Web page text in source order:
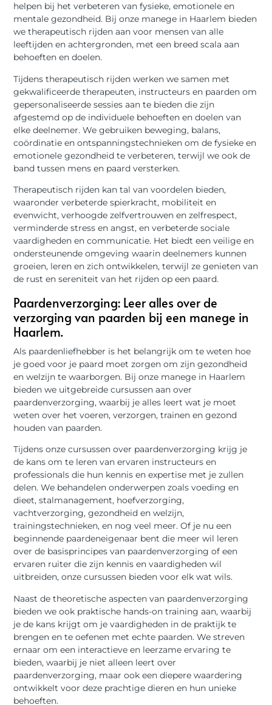
helpen bij het verbeteren van fysieke, emotionele en
mentale gezondheid. Bij onze manege in Haarlem bieden
we therapeutisch rijden aan voor mensen van alle
leeftijden en achtergronden, met een breed scala aan
behoeften en doelen.
Tijdens therapeutisch rijden werken we samen met
gekwalificeerde therapeuten, instructeurs en paarden om
gepersonaliseerde sessies aan te bieden die zijn
afgestemd op de individuele behoeften en doelen van
elke deelnemer. We gebruiken beweging, balans,
coördinatie en ontspanningstechnieken om de fysieke en
emotionele gezondheid te verbeteren, terwijl we ook de
band tussen mens en paard versterken.
Therapeutisch rijden kan tal van voordelen bieden,
waaronder verbeterde spierkracht, mobiliteit en
evenwicht, verhoogde zelfvertrouwen en zelfrespect,
verminderde stress en angst, en verbeterde sociale
vaardigheden en communicatie. Het biedt een veilige en
ondersteunende omgeving waarin deelnemers kunnen
groeien, leren en zich ontwikkelen, terwijl ze genieten van
de rust en sereniteit van het rijden op een paard.
Paardenverzorging: Leer alles over de
verzorging van paarden bij een manege in
Haarlem.
Als paardenliefhebber is het belangrijk om te weten hoe
je goed voor je paard moet zorgen om zijn gezondheid
en welzijn te waarborgen. Bij onze manege in Haarlem
bieden we uitgebreide cursussen aan over
paardenverzorging, waarbij je alles leert wat je moet
weten over het voeren, verzorgen, trainen en gezond
houden van paarden.
Tijdens onze cursussen over paardenverzorging krijg je
de kans om te leren van ervaren instructeurs en
professionals die hun kennis en expertise met je zullen
delen. We behandelen onderwerpen zoals voeding en
dieet, stalmanagement, hoefverzorging,
vachtverzorging, gezondheid en welzijn,
trainingstechnieken, en nog veel meer. Of je nu een
beginnende paardeneigenaar bent die meer wil leren
over de basisprincipes van paardenverzorging of een
ervaren ruiter die zijn kennis en vaardigheden wil
uitbreiden, onze cursussen bieden voor elk wat wils.
Naast de theoretische aspecten van paardenverzorging
bieden we ook praktische hands-on training aan, waarbij
je de kans krijgt om je vaardigheden in de praktijk te
brengen en te oefenen met echte paarden. We streven
ernaar om een interactieve en leerzame ervaring te
bieden, waarbij je niet alleen leert over
paardenverzorging, maar ook een diepere waardering
ontwikkelt voor deze prachtige dieren en hun unieke
behoeften.